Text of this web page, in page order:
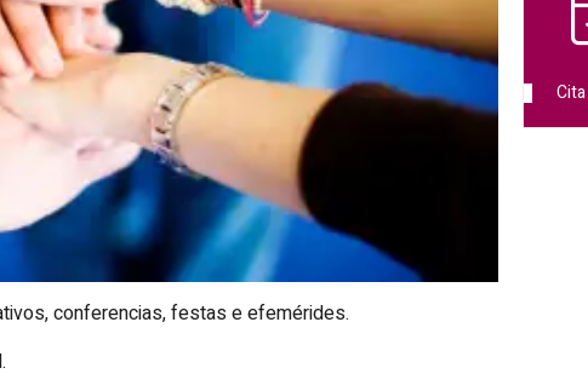
conferencias, festas e efemérides.